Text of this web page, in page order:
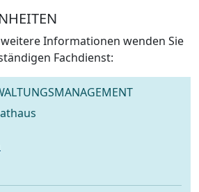
Informationen wenden Sie
Fachdienst: